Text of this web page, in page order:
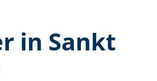
in Sankt